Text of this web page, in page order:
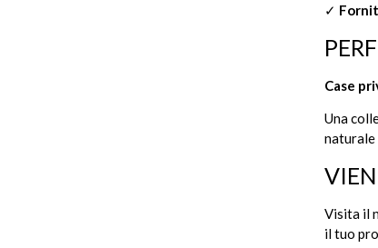
✓
Case
Una
naturale
Visita il
il tuo